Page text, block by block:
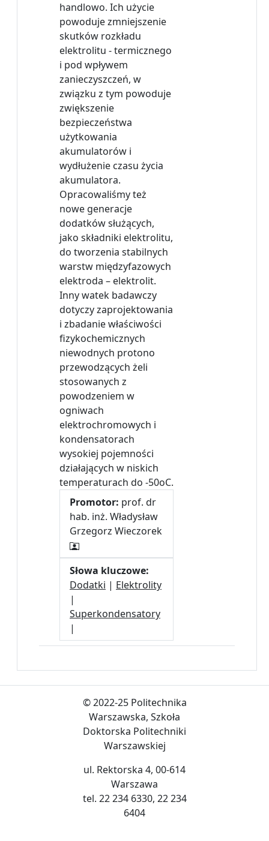
handlowo. Ich użycie
powoduje zmniejszenie
skutków rozkładu
elektrolitu - termicznego
i pod wpływem
zanieczyszczeń, w
związku z tym powoduje
zwiększenie
bezpieczeństwa
użytkowania
akumulatorów i
wydłużenie czasu życia
akumulatora.
Opracowaliśmy też
nowe generacje
dodatków służących,
jako składniki elektrolitu,
do tworzenia stabilnych
warstw międzyfazowych
elektroda – elektrolit.
Inny watek badawczy
dotyczy zaprojektowania
i zbadanie właściwości
fizykochemicznych
niewodnych protono
przewodzących żeli
stosowanych z
powodzeniem w
ogniwach
elektrochromowych i
kondensatorach
wysokiej pojemności
działających w niskich
temperaturach do -50oC.
Promotor: prof. dr
hab. inż. Władysław
Grzegorz Wieczorek
Słowa kluczowe:
Dodatki | Elektrolity
|
Superkondensatory
|
© 2022-25 Politechnika
Warszawska, Szkoła
Doktorska Politechniki
Warszawskiej
ul. Rektorska 4, 00-614
Warszawa
tel. 22 234 6330, 22 234
6404